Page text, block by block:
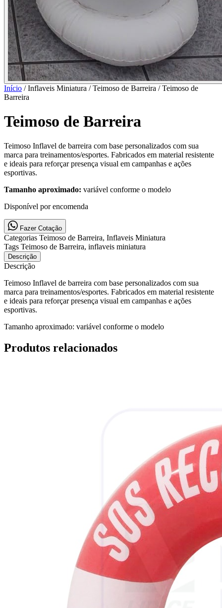
Início / Inflaveis Miniatura / Teimoso de Barreira /Teimoso de
Barreira
Teimoso de Barreira
Teimoso Inflavel de barreira com base personalizados com sua
marca para treinamentos/esportes. Fabricados em material resistente
e ideais para reforçar presença visual em campanhas e ações
esportivas.
Tamanho aproximado: variável conforme o modelo
Disponível por encomenda
Fazer Cotação
Categorias Teimoso de Barreira, Inflaveis Miniatura
Tags Teimoso de Barreira, inflaveis miniatura
Descrição
Descrição
Teimoso Inflavel de barreira com base personalizados com sua
marca para treinamentos/esportes. Fabricados em material resistente
e ideais para reforçar presença visual em campanhas e ações
esportivas.
Tamanho aproximado: variável conforme o modelo
Produtos relacionados